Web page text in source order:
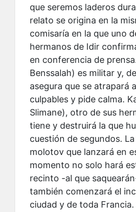
que seremos laderos
relato se origina en la
comisaría en la que uno
hermanos de Idir
en conferencia de
Benssalah) es militar y,
asegura que se atrapará
culpables y pide calma.
Slimane), otro de sus
tiene y destruirá la que
cuestión de segundos.
molotov que lanzará en
momento no solo hará
recinto -al que
también comenzará el
ciudad y de toda